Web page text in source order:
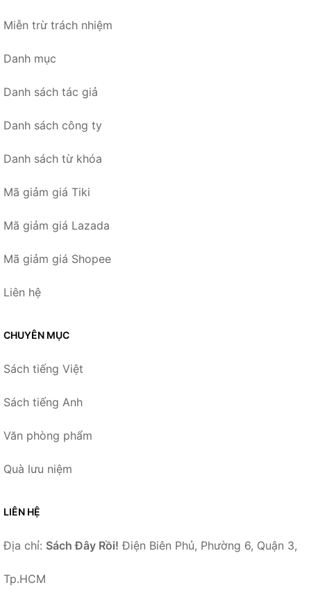
Miễn trừ trách nhiệm
Danh mục
Danh sách tác giả
Danh sách công ty
Danh sách từ khóa
Mã giảm giá Tiki
Mã giảm giá Lazada
Mã giảm giá Shopee
Liên hệ
CHUYÊN MỤC
Sách tiếng Việt
Sách tiếng Anh
Văn phòng phẩm
Quà lưu niệm
LIÊN HỆ
Địa chỉ: Sách Đây Rồi! Điện Biên Phủ, Phường 6, Quận 3,
Tp.HCM